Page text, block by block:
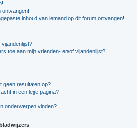
ontvangen!
inhoud van iemand op dit forum ontvangen!
vijandenlijst?
toe aan mijn vrienden- en/of vijandenlijst?
geen resultaten op?
in een lege pagina?
onderwerpen vinden?